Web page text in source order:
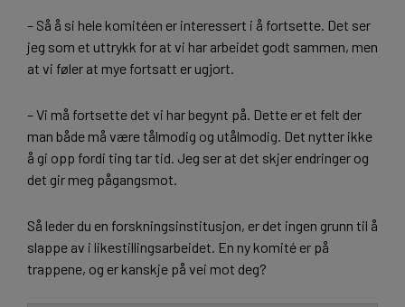
– Så å si hele komitéen er interessert i å fortsette. Det ser
jeg som et uttrykk for at vi har arbeidet godt sammen, men
at vi føler at mye fortsatt er ugjort.
– Vi må fortsette det vi har begynt på. Dette er et felt der
man både må være tålmodig og utålmodig. Det nytter ikke
å gi opp fordi ting tar tid. Jeg ser at det skjer endringer og
det gir meg pågangsmot.
Så leder du en forskningsinstitusjon, er det ingen grunn til å
slappe av i likestillingsarbeidet. En ny komité er på
trappene, og er kanskje på vei mot deg?